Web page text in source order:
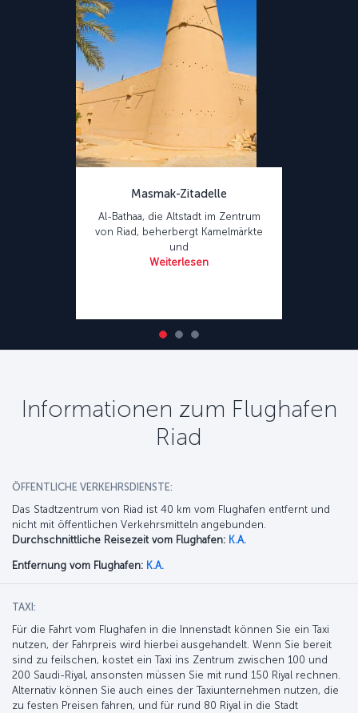
Masmak-Zitadelle
Al-Bathaa, die Altstadt im Zentrum
von Riad, beherbergt Kamelmärkte
und
Weiterlesen
Informationen zum Flughafen
Riad
ÖFFENTLICHE VERKEHRSDIENSTE:
Das Stadtzentrum von Riad ist 40 km vom Flughafen entfernt und
nicht mit öffentlichen Verkehrsmitteln angebunden.
Durchschnittliche Reisezeit vom Flughafen: K.A.
Entfernung vom Flughafen: K.A.
TAXI:
Für die Fahrt vom Flughafen in die Innenstadt können Sie ein Taxi
nutzen, der Fahrpreis wird hierbei ausgehandelt. Wenn Sie bereit
sind zu feilschen, kostet ein Taxi ins Zentrum zwischen 100 und
200 Saudi-Riyal, ansonsten müssen Sie mit rund 150 Riyal rechnen.
Alternativ können Sie auch eines der Taxiunternehmen nutzen, die
zu festen Preisen fahren, und für rund 80 Riyal in die Stadt